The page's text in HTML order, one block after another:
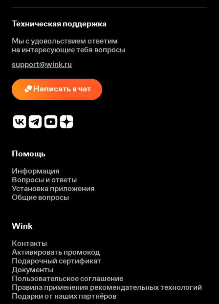
Техническая поддержка
Мы с удовольствием ответим
на интересующиетебя вопросы
support@wink.ru
Написать в чат
Помощь
Информация
Вопросы и ответы
Установка приложения
Общие вопросы
Wink
Контакты
Активировать промокод
Подарочный сертификат
Документы
Пользовательское соглашение
Правила применения рекомендательных технологий
Подарки от наших партнёров